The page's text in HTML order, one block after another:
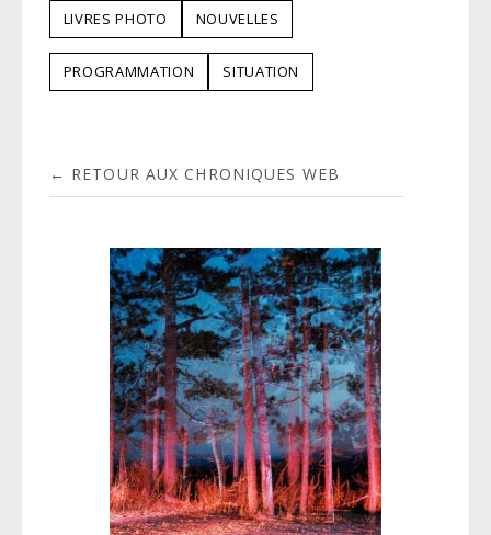
LIVRES PHOTO NOUVELLES
PROGRAMMATION SITUATION
← RETOUR AUX CHRONIQUES WEB